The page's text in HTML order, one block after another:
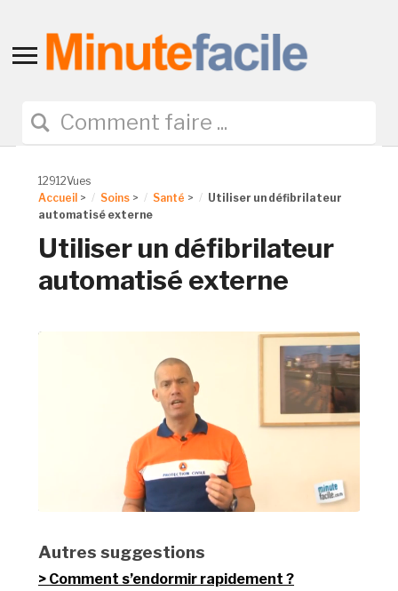
Toggle
navigation
12912Vues
Accueil > Soins > Santé >
Utiliser un défibrilateur
automatisé externe
Utiliser un défibrilateur
automatisé externe
Autres suggestions
Comment s’endormir rapidement ?